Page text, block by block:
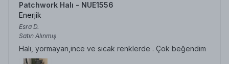
Patchwork Halı - NUE1556
Enerjik
Esra D.
Satın Alınmış
Halı, yormayan,ince ve sıcak renklerde . Çok beğendim